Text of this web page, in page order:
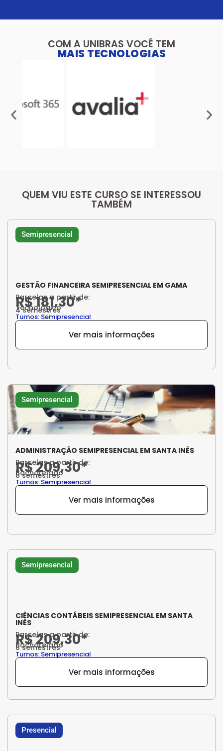
COM A UNIBRAS VOCÊ TEM
MAIS TECNOLOGIAS
QUEM VIU ESTE CURSO SE INTERESSOU
TAMBÉM
Semipresencial
GESTÃO FINANCEIRA SEMIPRESENCIAL EM GAMA
Parcelas a partir de:
R$ 181,30*
Tecnológico
4 semestres
Turnos: Semipresencial
Ver mais informações
Semipresencial
ADMINISTRAÇÃO SEMIPRESENCIAL EM SANTA INÊS
Parcelas a partir de:
R$ 209,30*
Bacharelado
8 semestres
Turnos: Semipresencial
Ver mais informações
Semipresencial
CIÊNCIAS CONTÁBEIS SEMIPRESENCIAL EM SANTA
INÊS
Parcelas a partir de:
R$ 209,30*
Bacharelado
8 semestres
Turnos: Semipresencial
Ver mais informações
Presencial